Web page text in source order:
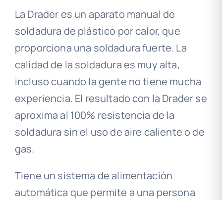
La Drader es un aparato manual de
soldadura de plástico por calor, que
proporciona una soldadura fuerte. La
calidad de la soldadura es muy alta,
incluso cuando la gente no tiene mucha
experiencia. El resultado con la Drader se
aproxima al 100% resistencia de la
soldadura sin el uso de aire caliente o de
gas.
Tiene un sistema de alimentación
automática que permite a una persona